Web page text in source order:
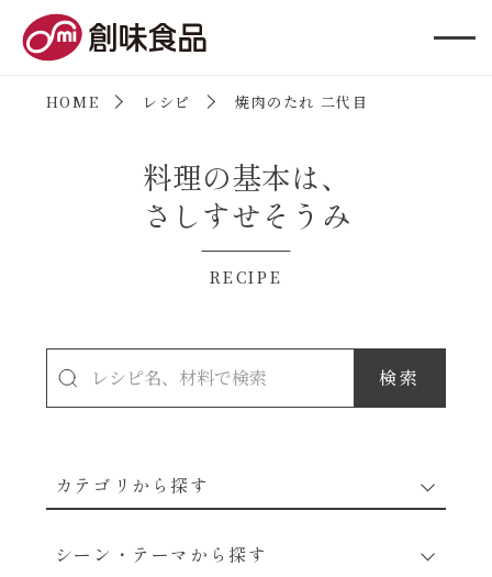
HOME レシピ 焼肉のたれ 二代目
料理の基本は、
さしすせそうみ
RECIPE
カテゴリから探す
シーン・テーマから探す